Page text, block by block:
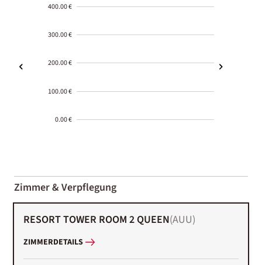
400.00 €
300.00 €
200.00 €
100.00 €
0.00 €
01-02
Zimmer & Verpflegung
RESORT TOWER ROOM 2 QUEEN(AUU)
ZIMMERDETAILS